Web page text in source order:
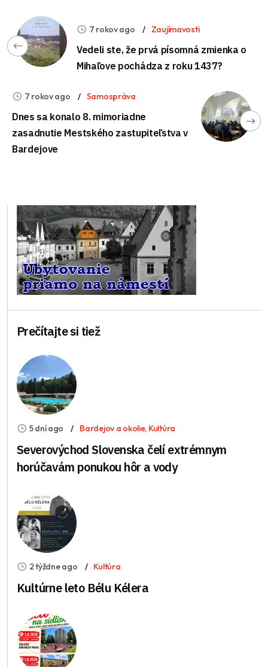
7 rokov ago Zaujímavosti
Vedeli ste, že prvá písomná zmienka o
Mihaľove pochádza z roku 1437?
7 rokov ago Samospráva
Dnes sa konalo 8. mimoriadne
zasadnutie Mestského zastupiteľstva v
Bardejove
Prečítajte si tiež
5 dní ago Bardejov a okolie, Kultúra
Severovýchod Slovenska čelí extrémnym
horúčavám ponukou hôr a vody
2 týždne ago Kultúra
Kultúrne leto Bélu Kélera